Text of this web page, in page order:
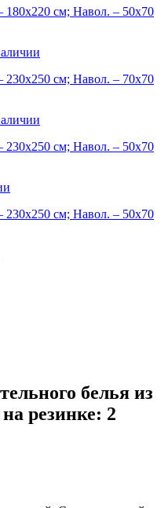
см; Навол. – 50х70
см; Навол. – 70х70
см; Навол. – 50х70
см; Навол. – 50х70
белья из
резинке: 2